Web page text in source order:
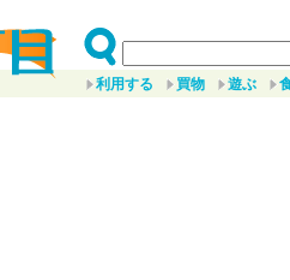
利用する 買物 遊ぶ